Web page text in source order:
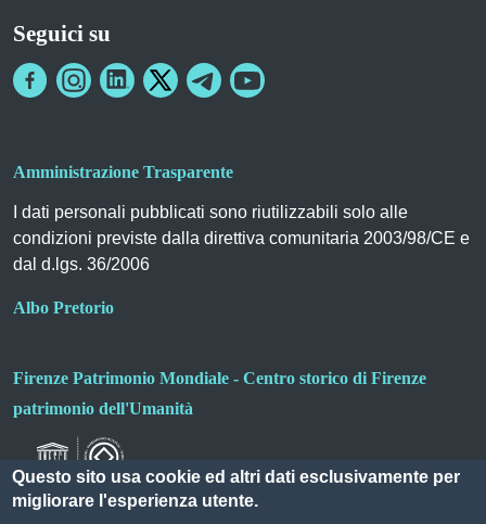
Seguici su
Amministrazione Trasparente
I dati personali pubblicati sono riutilizzabili solo alle
condizioni previste dalla direttiva comunitaria 2003/98/CE e
dal d.lgs. 36/2006
Albo Pretorio
Firenze Patrimonio Mondiale - Centro storico di Firenze
patrimonio dell'Umanità
Questo sito usa cookie ed altri dati esclusivamente per
migliorare l'esperienza utente.